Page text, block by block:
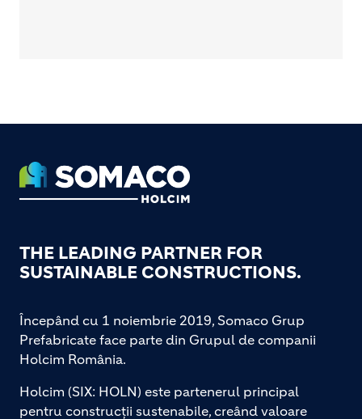
Footer
THE LEADING PARTNER FOR
SUSTAINABLE CONSTRUCTIONS.
Începând cu 1 noiembrie 2019, Somaco Grup
Prefabricate face parte din Grupul de companii
Holcim România.
Holcim (SIX: HOLN) este partenerul principal
pentru construcții sustenabile, creând valoare